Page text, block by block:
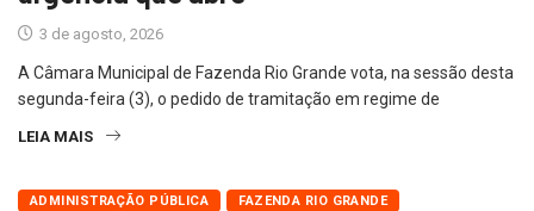
3 de agosto, 2026
A Câmara Municipal de Fazenda Rio Grande vota, na sessão desta
segunda-feira (3), o pedido de tramitação em regime de
LEIA MAIS
ADMINISTRAÇÃO PÚBLICA FAZENDA RIO GRANDE